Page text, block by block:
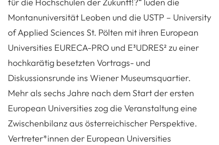
Montanuniversität Leoben und die USTP – University
of Applied Sciences St. Pölten mit ihren European
Universities EURECA-PRO und E³UDRES² zu einer
hochkarätig besetzten Vortrags- und
Diskussionsrunde ins Wiener Museumsquartier.
Mehr als sechs Jahre nach dem Start der ersten
European Universities zog die Veranstaltung eine
Zwischenbilanz aus österreichischer Perspektive.
Vertreter*innen der European Universities